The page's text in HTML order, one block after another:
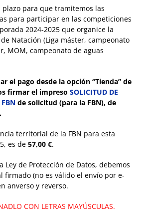
plazo para que tramitemos las
para participar en las competiciones
2024-2025 que organice la
Natación (Liga máster, campeonato
MOM, campeonato de aguas
el pago desde la opción “Tienda” de
firmar el impreso SOLICITUD DE
de solicitud (para la FBN), de
territorial de la FBN para esta
es de 57,00 €.
Ley de Protección de Datos, debemos
firmado (no es válido el envío por e-
anverso y reverso.
CON LETRAS MAYÚSCULAS.